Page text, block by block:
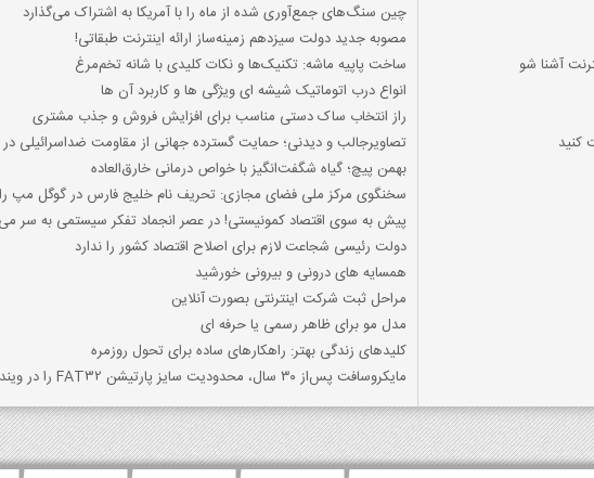
آشنا شو
کنید
چین سنگ‌های جمع‌آوری شده از ماه را با آمریکا به اشتراک می‌گذارد
مصوبه جدید دولت سیزدهم زمینه‌ساز ارائه اینترنت طبقاتی!
ساخت پاپیه ماشه: تکنیک‌ها و نکات کلیدی با شانه تخم‌مرغ
انواع درب اتوماتیک شیشه ای ویژگی ها و کاربرد آن ها
راز انتخاب ساک دستی مناسب برای افزایش فروش و جذب مشتری
تصاویرجالب و دیدنی؛ حمایت گسترده جهانی از مقاومت ضداسرائیلی در
بهمن پیچ؛ گیاه شگفت‌انگیز با خواص درمانی خارق‌العاده
سخنگوی مرکز ملی فضای مجازی: تحریف نام خلیج فارس در گوگل مپ
پیش به سوی اقتصاد کمونیستی! در عصر انجماد تفکر سیستمی به سر
دولت رئیسی شجاعت لازم برای اصلاح اقتصاد کشور را ندارد
همسايه هاي دروني و بيروني خورشيد
مراحل ثبت شرکت اینترنتی بصورت آنلاین
مدل مو برای ظاهر رسمی یا حرفه ای
کلیدهای زندگی بهتر: راهکارهای ساده برای تحول روزمره
مایکروسافت پس‌از ۳۰ سال، محدودیت سایز پارتیشن FAT32 را در ویندوز ۱۱ برداشت